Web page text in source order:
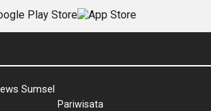
Sumsel
Pariwisata